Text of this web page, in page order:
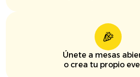
Únete a mesas
o crea tu propio